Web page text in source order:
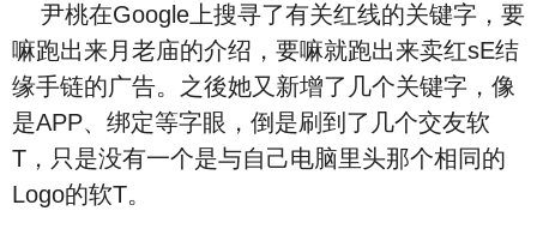
尹桃在Google上搜寻了有关红线的关键字，要
嘛跑出来月老庙的介绍，要嘛就跑出来卖红sE结
缘手链的广告。之後她又新增了几个关键字，像
是APP、绑定等字眼，倒是刷到了几个交友软
T，只是没有一个是与自己电脑里头那个相同的
Logo的软T。